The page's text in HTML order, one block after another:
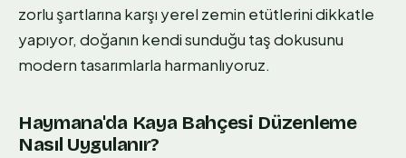
zorlu şartlarına karşı yerel zemin etütlerini dikkatle
yapıyor, doğanın kendi sunduğu taş dokusunu
modern tasarımlarla harmanlıyoruz.
Haymana'da Kaya Bahçesi Düzenleme
Nasıl Uygulanır?